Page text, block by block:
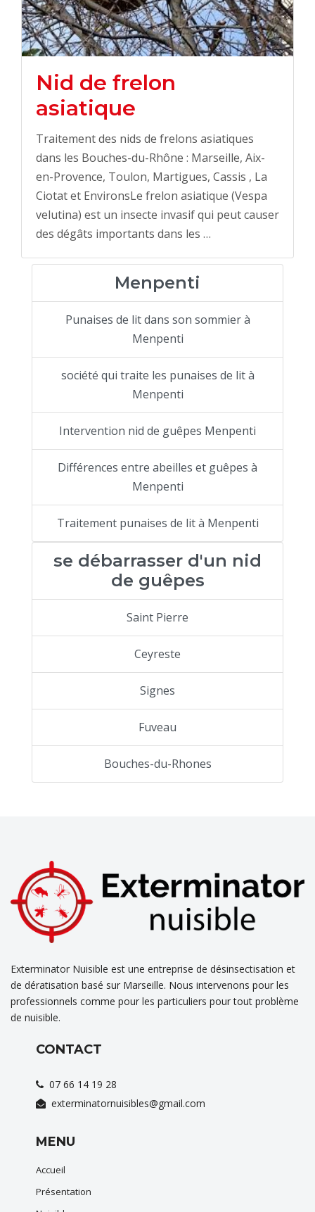
Nid de frelon
asiatique
Traitement des nids de frelons asiatiques
dans les Bouches-du-Rhône : Marseille, Aix-
en-Provence, Toulon, Martigues, Cassis , La
Ciotat et EnvironsLe frelon asiatique (Vespa
velutina) est un insecte invasif qui peut causer
des dégâts importants dans les …
Menpenti
Punaises de lit dans son sommier à
Menpenti
société qui traite les punaises de lit à
Menpenti
Intervention nid de guêpes Menpenti
Différences entre abeilles et guêpes à
Menpenti
Traitement punaises de lit à Menpenti
se débarrasser d'un nid
de guêpes
Saint Pierre
Ceyreste
Signes
Fuveau
Bouches-du-Rhones
Exterminator Nuisible est une entreprise de désinsectisation et
de dératisation basé sur Marseille. Nous intervenons pour les
professionnels comme pour les particuliers pour tout problème
de nuisible.
CONTACT
07 66 14 19 28
exterminatornuisibles@gmail.com
MENU
Accueil
Présentation